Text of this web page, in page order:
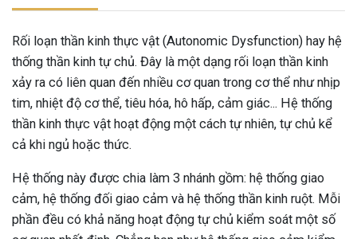
Rối loạn thần kinh thực vật (Autonomic Dysfunction) hay hệ
thống thần kinh tự chủ. Đây là một dạng rối loạn thần kinh
xảy ra có liên quan đến nhiều cơ quan trong cơ thể như nhịp
tim, nhiệt độ cơ thể, tiêu hóa, hô hấp, cảm giác... Hệ thống
thần kinh thực vật hoạt động một cách tự nhiên, tự chủ kể
cả khi ngủ hoặc thức.
Hệ thống này được chia làm 3 nhánh gồm: hệ thống giao
cảm, hệ thống đối giao cảm và hệ thống thần kinh ruột. Mỗi
phần đều có khả năng hoạt động tự chủ kiểm soát một số